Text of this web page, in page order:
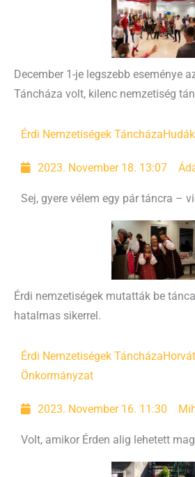
December 1-je legszebb eseménye
Táncháza volt, kilenc nemzetiség
Érdi Nemzetiségek Táncháza
2023. November 18. 13:07
Sej, gyere vélem egy pár táncra –
Érdi nemzetiségek mutatták be
hatalmas sikerrel.
Érdi Nemzetiségek Táncháza
Önkormányzat
2023. November 16. 11:30
Volt, amikor Érden alig lehetett